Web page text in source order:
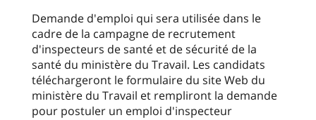
Demande d'emploi qui sera utilisée dans le
cadre de la campagne de recrutement
d'inspecteurs de santé et de sécurité de la
santé du ministère du Travail. Les candidats
téléchargeront le formulaire du site Web du
ministère du Travail et rempliront la demande
pour postuler un emploi d'inspecteur